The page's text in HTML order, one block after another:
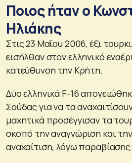
Ποιος ήταν ο
Ηλιάκης
Στις 23 Μαΐου 2006, έξι
εισήλθαν στον ελληνικό
κατεύθυνση την Κρήτη.
Δύο ελληνικά F-16
Σούδας για να τα
μαχητικά προσέγγισαν τα
σκοπό την αναγνώριση και την
αναχαίτιση, λόγω